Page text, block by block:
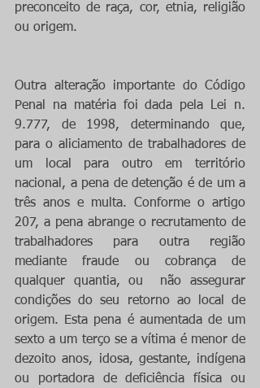
preconceito de raça, cor, etnia, religião
ou origem.
Outra alteração importante do Código
Penal na matéria foi dada pela Lei n.
9.777, de 1998, determinando que,
para o aliciamento de trabalhadores de
um local para outro em território
nacional, a pena de detenção é de um a
três anos e multa. Conforme o artigo
207, a pena abrange o recrutamento de
trabalhadores para outra região
mediante fraude ou cobrança de
qualquer quantia, ou  não assegurar
condições do seu retorno ao local de
origem. Esta pena é aumentada de um
sexto a um terço se a vítima é menor de
dezoito anos, idosa, gestante, indígena
ou portadora de deficiência física ou